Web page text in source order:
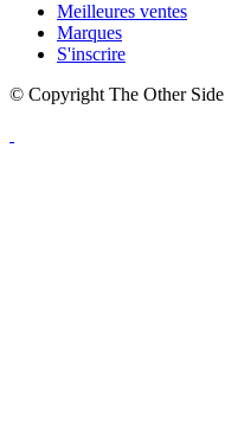
Meilleures ventes
Marques
S'inscrire
© Copyright The Other